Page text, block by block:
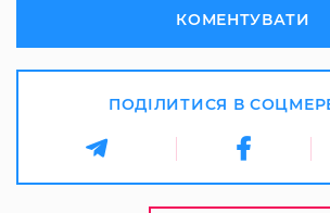
КОМЕНТУВАТИ
ПОДІЛИТИСЯ В